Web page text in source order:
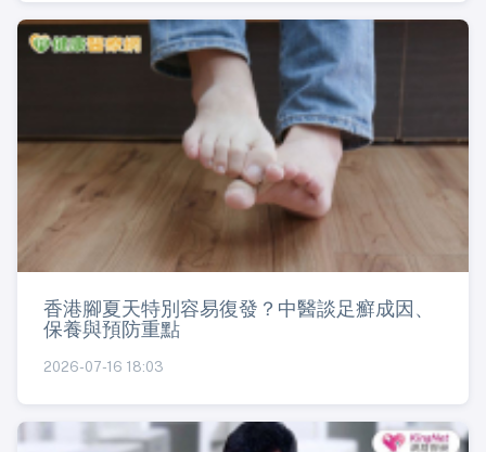
香港腳夏天特別容易復發？中醫談足癬成因、
保養與預防重點
2026-07-16 18:03